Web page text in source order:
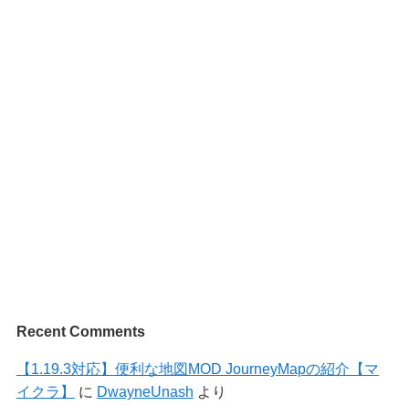
Recent Comments
【1.19.3対応】便利な地図MOD JourneyMapの紹介【マ
イクラ】
に DwayneUnash より